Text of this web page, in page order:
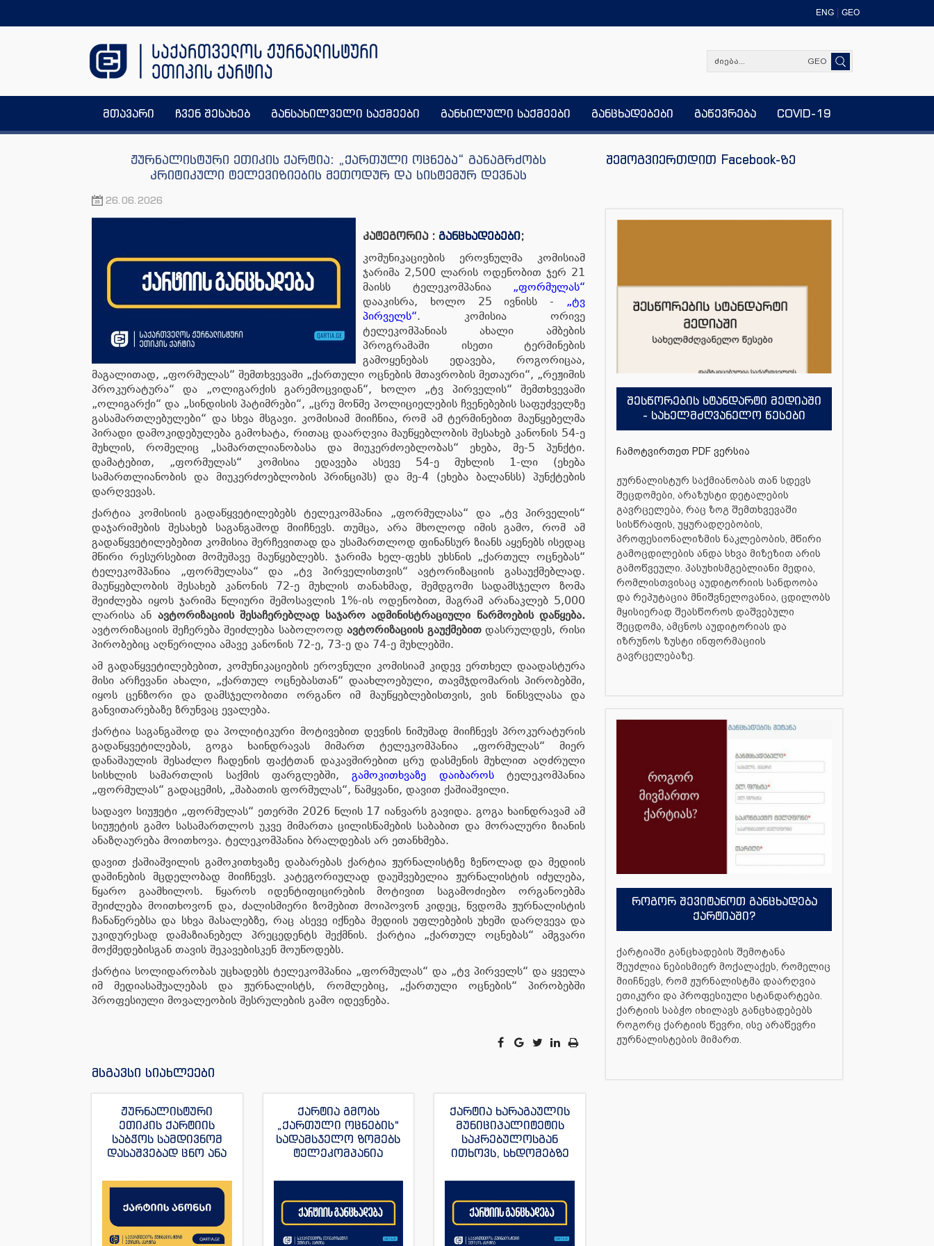
ENG GEO
GEO
მთავარი ჩვენ შესახებ განსახილველი საქმეები განხილული საქმეები განცხადებები გაწევრება COVID-19
ჟურნალისტური ეთიკის ქარტია: „ქართული ოცნება“ განაგრძობს
კრიტიკული ტელევიზიების მეთოდურ და სისტემურ დევნას
26.06.2026
კატეგორია : განცხადებები;
კომუნიკაციების ეროვნულმა კომისიამ
ჯარიმა 2,500 ლარის ოდენობით ჯერ 21
მაისს ტელეკომპანია
„ფორმულას“
დააკისრა, ხოლო 25 ივნისს -
„ტვ
პირველს“. კომისია ორივე
ტელეკომპანიას ახალი ამბების
პროგრამაში ისეთი ტერმინების
გამოყენებას ედავება, როგორიცაა,
მაგალითად, „ფორმულას“ შემთხვევაში „ქართული ოცნების მთავრობის მეთაური“, „რეჟიმის
პროკურატურა“ და „ოლიგარქის გარემოცვიდან“, ხოლო „ტვ პირველის“ შემთხვევაში
„ოლიგარქი“ და „სინდისის პატიმრები“, „ცრუ მოწმე პოლიციელების ჩვენებების საფუძველზე
გასამართლებულები“ და სხვა მსგავი. კომისიამ მიიჩნია, რომ ამ ტერმინებით მაუწყებელმა
პირადი დამოკიდებულება გამოხატა, რითაც დაარღვია მაუწყებლობის შესახებ კანონის 54-ე
მუხლის, რომელიც „სამართლიანობასა და მიუკერძოებლობას“ ეხება, მე-5 პუნქტი.
დამატებით, „ფორმულას“ კომისია ედავება ასევე 54-ე მუხლის 1-ლი (ეხება
სამართლიანობის და მიუკერძოებლობის პრინციპს) და მე-4 (ეხება ბალანსს) პუნქტების
დარღვევას.
ქარტია კომისიის გადაწყვეტილებებს ტელეკომპანია „ფორმულასა“ და „ტვ პირველის“
დაჯარიმების შესახებ საგანგაშოდ მიიჩნევს. თუმცა, არა მხოლოდ იმის გამო, რომ ამ
გადაწყვეტილებებით კომისია შერჩევითად და უსამართლოდ ფინანსურ ზიანს აყენებს ისედაც
მწირი რესურსებით მომუშავე მაუწყებლებს. ჯარიმა ხელ-ფეხს უხსნის „ქართულ ოცნებას“
ტელეკომპანია „ფორმულასა“ და „ტვ პირველისთვის“ ავტორიზაციის გასაუქმებლად.
მაუწყებლობის შესახებ კანონის 72-ე მუხლის თანახმად, შემდგომი სადამსჯელო ზომა
შეიძლება იყოს ჯარიმა წლიური შემოსავლის 1%-ის ოდენობით, მაგრამ არანაკლებ 5,000
ლარისა ან ავტორიზაციის შესაჩერებლად საჯარო ადმინისტრაციული წარმოების დაწყება.
ავტორიზაციის შეჩერება შეიძლება საბოლოოდავტორიზაციის გაუქმებითდასრულდეს, რისი
პირობებიც აღწერილია ამავე კანონის 72-ე, 73-ე და 74-ე მუხლებში.
ამ გადაწყვეტილებებით, კომუნიკაციების ეროვნული კომისიამ კიდევ ერთხელ დაადასტურა
მისი არჩევანი ახალი, „ქართულ ოცნებასთან“ დაახლოებული, თავმჯდომარის პირობებში,
იყოს ცენზორი და დამსჯელობითი ორგანო იმ მაუწყებლებისთვის, ვის წინსვლასა და
განვითარებაზე ზრუნვაც ევალება.
ქარტია საგანგაშოდ და პოლიტიკური მოტივებით დევნის ნიმუშად მიიჩნევს პროკურატურის
გადაწყვეტილებას, გოგა ხაინდრავას მიმართ ტელეკომპანია „ფორმულას“ მიერ
დანაშაულის შესაძლო ჩადენის ფაქტთან დაკავშირებით ცრუ დასმენის მუხლით აღძრული
სისხლის სამართლის საქმის ფარგლებში,გამოკითხვაზე დაიბაროსტელეკომპანია
„ფორმულას“ გადაცემის, „შაბათის ფორმულას“, წამყვანი, დავით ქაშიაშვილი.
სადავო სიუჟეტი „ფორმულას“ ეთერში 2026 წლის 17 იანვარს გავიდა. გოგა ხაინდრავამ ამ
სიუჟეტის გამო სასამართლოს უკვე მიმართა ცილისწამების საბაბით და მორალური ზიანის
ანაზღაურება მოითხოვა. ტელეკომპანია ბრალდებას არ ეთანხმება.
დავით ქაშიაშვილის გამოკითხვაზე დაბარებას ქარტია ჟურნალისტზე ზეწოლად და მედიის
დაშინების მცდელობად მიიჩნევს. კატეგორიულად დაუშვებელია ჟურნალისტის იძულება,
წყარო გაამხილოს. წყაროს იდენტიფიცირების მოტივით საგამოძიებო ორგანოებმა
შეიძლება მოითხოვონ და, ძალისმიერი ზომებით მოიპოვონ კიდეც, წვდომა ჟურნალისტის
ჩანაწერებსა და სხვა მასალებზე, რაც ასევე იქნება მედიის უფლებების უხეში დარღვევა და
უკიდურესად დამაზიანებელ პრეცედენტს შექმნის. ქარტია „ქართულ ოცნებას“ ამგვარი
მოქმედებისგან თავის შეკავებისკენ მოუწოდებს.
ქარტია სოლიდარობას უცხადებს ტელეკომპანია „ფორმულას“ და „ტვ პირველს“ და ყველა
იმ მედიასაშუალებას და ჟურნალისტს, რომლებიც, „ქართული ოცნების“ პირობებში
პროფესიული მოვალეობის შესრულების გამო იდევნება.
მსგავსი სიახლეები
ჟურნალისტური
ეთიკის ქარტიის
საბჭოს სამდივნომ
დასაშვებად ცნო ანა
განცხადება “ტვ
ჟურნალისტის მაკა
ანდრონიკაშვილის
წინააღმდეგ.
ქარტია გმობს
„ქართული ოცნების“
სადამსჯელო ზომებს
ტელეკომპანია
სანაიას და მისი სხვა
მიმართ
ქარტია ხარაგაულის
მუნიციპალიტეტის
საკრებულოსგან
ითხოვს, სხდომებზე
ჟურნალისტებს
პირობები შეუქმნას
შემოგვიერთდით Facebook-ზე
შესწორების სტანდარტი მედიაში
- სახელმძღვანელო წესები
ჩამოტვირთეთ PDF ვერსია
ჟურნალისტურ საქმიანობას თან სდევს
შეცდომები, არაზუსტი დეტალების
გავრცელება, რაც ზოგ შემთხვევაში
სისწრაფის, უყურადღებობის,
პროფესიონალიზმის ნაკლებობის, მწირი
გამოცდილების ანდა სხვა მიზეზით არის
გამოწვეული. პასუხისმგებლიანი მედია,
რომლისთვისაც აუდიტორიის სანდოობა
და რეპუტაცია მნიშვნელოვანია, ცდილობს
მყისიერად შეასწოროს დაშვებული
შეცდომა, ამცნოს აუდიტორიას და
იზრუნოს ზუსტი ინფორმაციის
გავრცელებაზე.
როგორ შევიტანოთ განცხადება
ქარტიაში?
ქარტიაში განცხადების შემოტანა
შეუძლია ნებისმიერ მოქალაქეს, რომელიც
მიიჩნევს, რომ ჟურნალისტმა დაარღვია
ეთიკური და პროფესიული სტანდარტები.
ქარტიის საბჭო იხილავს განცხადებებს
როგორც ქარტიის წევრი, ისე არაწევრი
ჟურნალისტების მიმართ.